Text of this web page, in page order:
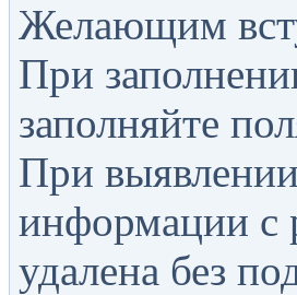
Желающим
При
заполняйте
При
информации с
удалена без